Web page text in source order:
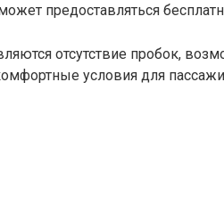
предоставляться
отсутствие пробок,
условия для